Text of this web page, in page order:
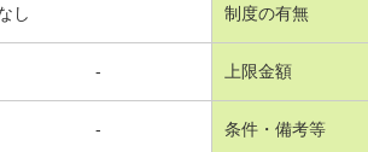
し 制度の有無
- 上限金額
- 条件・備考等